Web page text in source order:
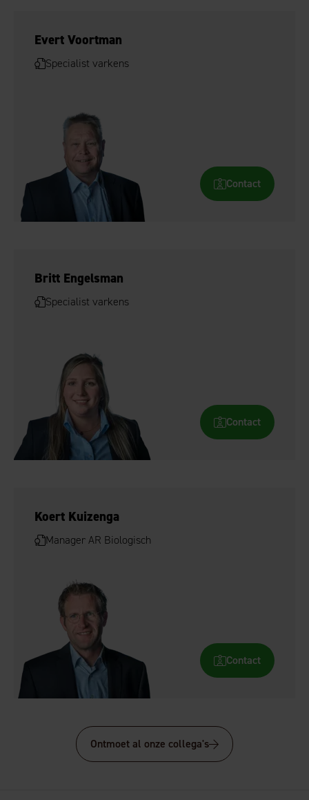
Evert Voortman
Specialist varkens
Contact
Britt Engelsman
Specialist varkens
Contact
Koert Kuizenga
Manager AR Biologisch
Contact
Ontmoet al onze collega's